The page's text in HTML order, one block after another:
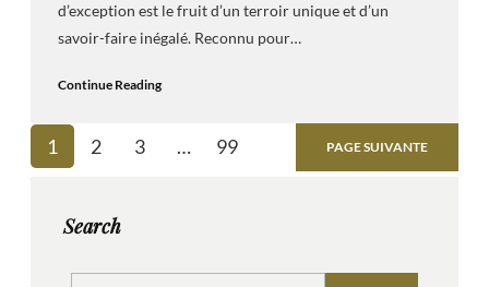
d’exception est le fruit d’un terroir unique et d’un
savoir-faire inégalé. Reconnu pour…
Continue Reading
1 2 3 … 99 PAGE SUIVANTE
Search